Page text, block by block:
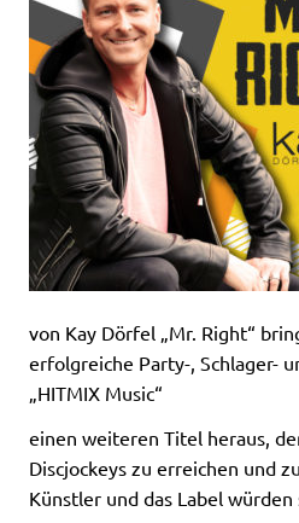
von Kay Dörfel „Mr. Right“
erfolgreiche Party-, Schlager-
„HITMIX Music“
einen weiteren Titel heraus,
Discjockeys zu erreichen und
Künstler und das Label würden